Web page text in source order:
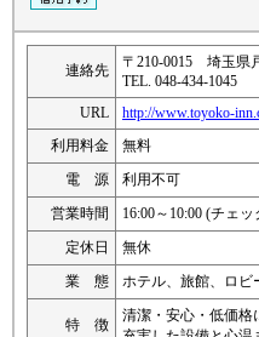
連絡先
〒210-0015 埼玉県
TEL. 048-434-1045
URL
http://www.toyoko-
利用料金
無料
電 源
利用不可
営業時間
16:00～10:00 (チェ
定休日
無休
業 態
ホテル、旅館、ロビ
特 徴
清潔・安心・低価格